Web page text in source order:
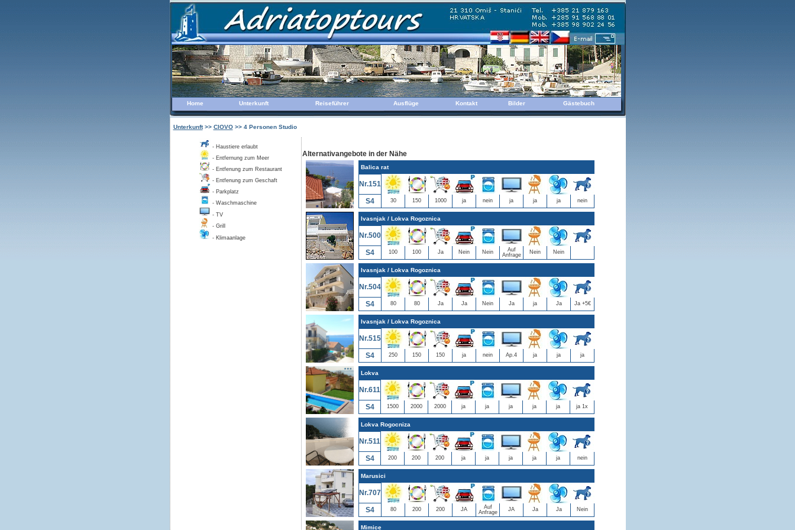
Home Unterkunft Reiseführer Ausflüge Kontakt Bilder Gästebuch
Unterkunft>> CIOVO>> 4 Personen Studio
- Haustiere erlaubt
- Entfernung zum Meer
- Entfenung zum Restaurant
- Entfenung zum Geschaft
- Parkplatz
- Waschmaschine
- TV
- Grill
- Klimaanlage
Alternativangebote in der Nähe
Balica rat
Nr.151
S4 30 150 1000 ja nein ja ja ja nein
Ivasnjak / Lokva Rogoznica
Nr.500
S4 100 100 Ja Nein Nein
Auf
Anfrage
Nein Nein
Ivasnjak / Lokva Rogoznica
Nr.504
S4 80 80 Ja Ja Nein Ja ja Ja Ja +5€
Ivasnjak / Lokva Rogoznica
Nr.515
S4 250 150 150 ja nein Ap.4 ja ja ja
Lokva
Nr.611
S4 1500 2000 2000 ja ja ja ja ja ja 1x
Lokva Rogocniza
Nr.511
S4 200 200 200 ja ja ja ja ja nein
Marusici
Nr.707
S4 80 200 200 JA
Auf
Anfrage
JA Ja Ja Nein
Mimice